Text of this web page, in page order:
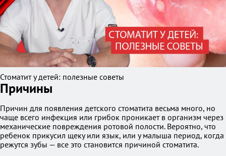
Стоматит у детей: полезные советы
Причины
Причин для появления детского стоматита весьма много, но
чаще всего инфекция или грибок проникает в организм через
механические повреждения ротовой полости. Вероятно, что
ребенок прикусил щеку или язык, или у малыша период, когда
режутся зубы — все это становится причиной стоматита.